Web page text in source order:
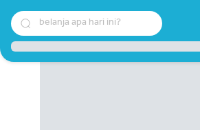
belanja apa hari ini?